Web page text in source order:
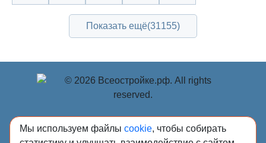
Показать ещё(31155)
© Учредитель: Индивидуальный предприниматель
Опрышко Светлана Александровна, 2018-2026.
Мы используем файлы cookie, чтобы собирать